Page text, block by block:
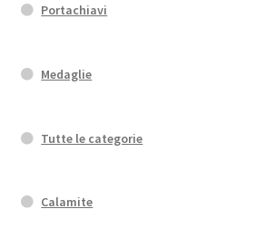
Portachiavi
Medaglie
Tutte le categorie
Calamite